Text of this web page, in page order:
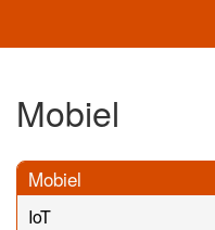
Mobiel
Mobiel
IoT